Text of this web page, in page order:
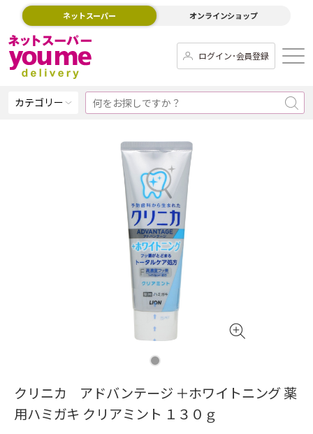
ネットスーパー オンラインショップ
ログイン･会員登録
カテゴリー
クリニカ アドバンテージ ＋ホワイトニング 薬
用ハミガキ クリアミント １３０ｇ